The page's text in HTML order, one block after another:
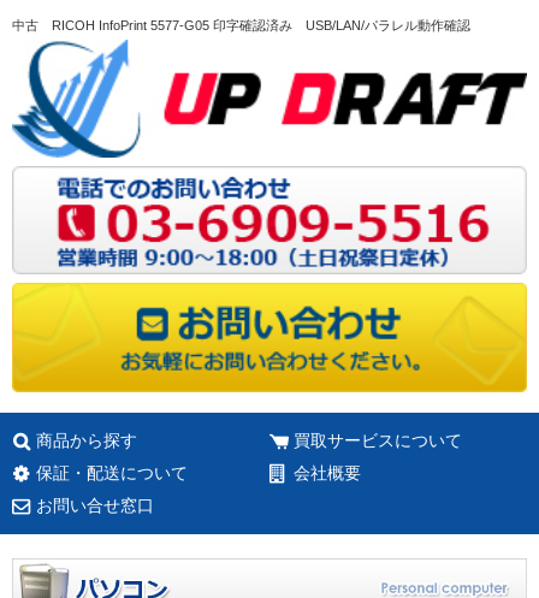
中古 RICOH InfoPrint 5577-G05 印字確認済み USB/LAN/パラレル動作確認
商品から探す
買取サービスについて
保証・配送について
会社概要
お問い合せ窓口